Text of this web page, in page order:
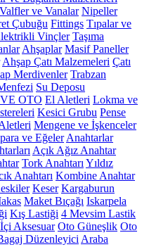
Valfler ve Vanalar Nipeller
Çubuğu Fittings Tıpalar ve
Vinçler Taşıma
Ahşaplar Masif Paneller
Ahşap Çatı Malzemeleri Çatı
Merdivenler Trabzan
Su Deposu
OTO El Aletleri Lokma ve
Kesici Grubu Pense
Mengene ve İşkenceler
ve Eğeler Anahtarlar
Açık Ağız Anahtar
Tork Anahtarı Yıldız
Anahtarı Kombine Anahtar
Keser Kargaburun
Maket Bıçağı Iskarpela
Kış Lastiği 4 Mevsim Lastik
Aksesuar Oto Güneşlik Oto
Düzenleyici Araba